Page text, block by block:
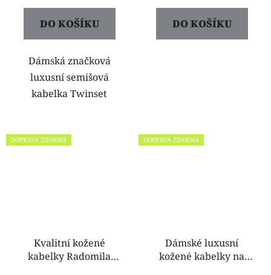
DO KOŠÍKU
Dámská značková
luxusní semišová
kabelka Twinset
DO KOŠÍKU
DOPRAVA ZDARMA
Kvalitní kožené
kabelky Radomila
DOPRAVA ZDARMA
Dámské luxusní
kožené kabelky na